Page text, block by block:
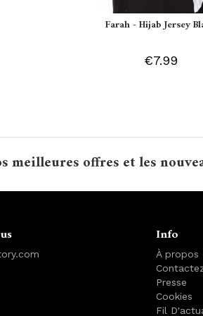
Farah - Hijab Jersey
€7.99
meilleures offres et les
Info
À propos
Presse
Cookies
Fil